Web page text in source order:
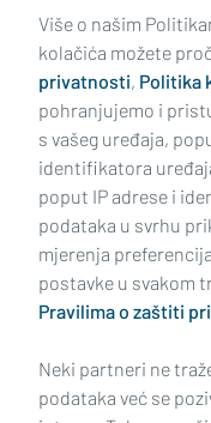
Impressum Uvjeti
Politika kolačića
Oglašavanje
Više o našim
kolačića možete
privatnosti, Politika
pohranjujemo i
s vašeg uređaja,
identifikatora
poput IP adrese i
podataka u svrhu
mjerenja
postavke u svakom
Pravilima o zaštiti
Neki partneri ne
podataka već se